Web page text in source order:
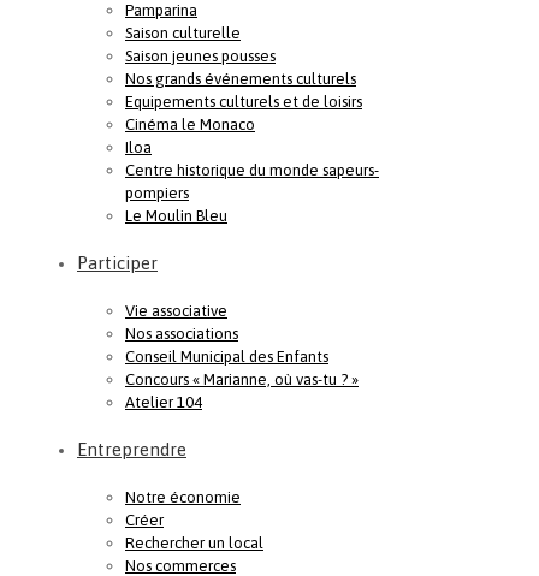
Pamparina
Saison culturelle
Saison jeunes pousses
Nos grands événements culturels
Equipements culturels et de loisirs
Cinéma le Monaco
Iloa
Centre historique du monde sapeurs-
pompiers
Le Moulin Bleu
Participer
Vie associative
Nos associations
Conseil Municipal des Enfants
Concours « Marianne, où vas-tu ? »
Atelier 104
Entreprendre
Notre économie
Créer
Rechercher un local
Nos commerces